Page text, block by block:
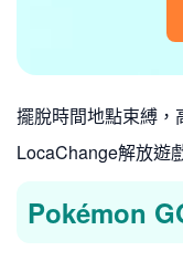
擺脫時間地點束縛
LocaChange解放遊
Pokémon